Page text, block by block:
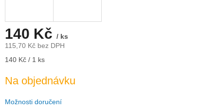
140 Kč / ks
115,70 Kč bez DPH
Měrná
140 Kč / 1 ks
Na objednávku
Možnosti doručení